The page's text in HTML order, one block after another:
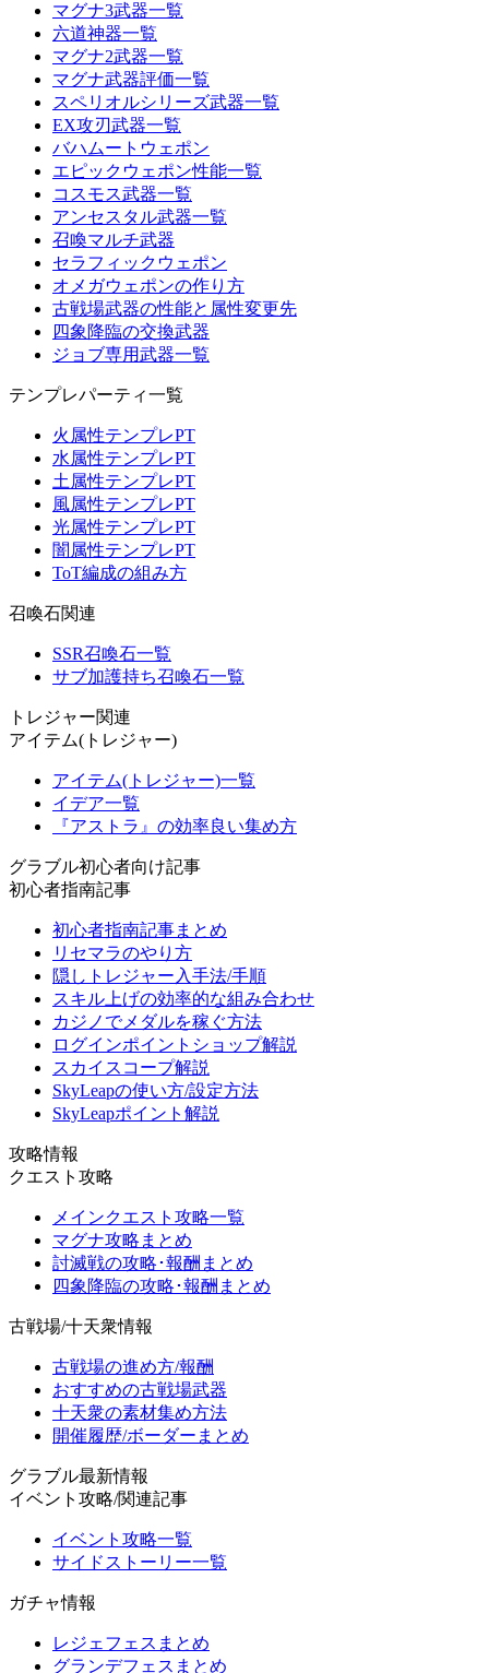
マグナ3武器一覧
六道神器一覧
マグナ2武器一覧
マグナ武器評価一覧
スペリオルシリーズ武器一覧
EX攻刃武器一覧
バハムートウェポン
エピックウェポン性能一覧
コスモス武器一覧
アンセスタル武器一覧
召喚マルチ武器
セラフィックウェポン
オメガウェポンの作り方
古戦場武器の性能と属性変更先
四象降臨の交換武器
ジョブ専用武器一覧
テンプレパーティ一覧
火属性テンプレPT
水属性テンプレPT
土属性テンプレPT
風属性テンプレPT
光属性テンプレPT
闇属性テンプレPT
ToT編成の組み方
召喚石関連
SSR召喚石一覧
サブ加護持ち召喚石一覧
トレジャー関連
アイテム(トレジャー)
アイテム(トレジャー)一覧
イデア一覧
『アストラ』の効率良い集め方
グラブル初心者向け記事
初心者指南記事
初心者指南記事まとめ
リセマラのやり方
隠しトレジャー入手法/手順
スキル上げの効率的な組み合わせ
カジノでメダルを稼ぐ方法
ログインポイントショップ解説
スカイスコープ解説
SkyLeapの使い方/設定方法
SkyLeapポイント解説
攻略情報
クエスト攻略
メインクエスト攻略一覧
マグナ攻略まとめ
討滅戦の攻略･報酬まとめ
四象降臨の攻略･報酬まとめ
古戦場/十天衆情報
古戦場の進め方/報酬
おすすめの古戦場武器
十天衆の素材集め方法
開催履歴/ボーダーまとめ
グラブル最新情報
イベント攻略/関連記事
イベント攻略一覧
サイドストーリー一覧
ガチャ情報
レジェフェスまとめ
グランデフェスまとめ